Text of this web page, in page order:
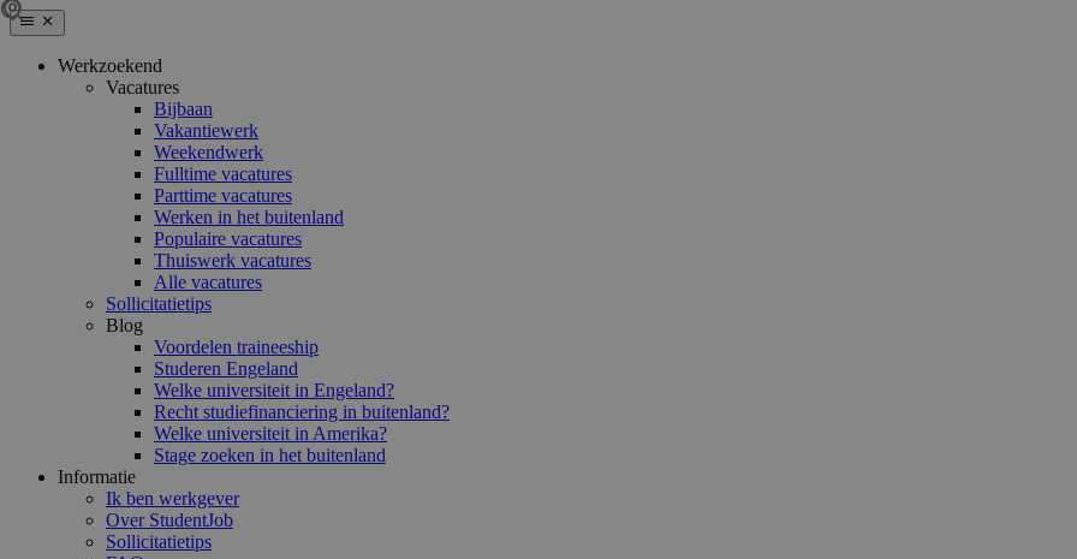
Werkzoekend
Vacatures
Bijbaan
Vakantiewerk
Weekendwerk
Fulltime vacatures
Parttime vacatures
Werken in het buitenland
Populaire vacatures
Thuiswerk vacatures
Alle vacatures
Sollicitatietips
Blog
Voordelen traineeship
Studeren Engeland
Welke universiteit in Engeland?
Recht studiefinanciering in buitenland?
Welke universiteit in Amerika?
Stage zoeken in het buitenland
Informatie
Ik ben werkgever
Over StudentJob
Sollicitatietips